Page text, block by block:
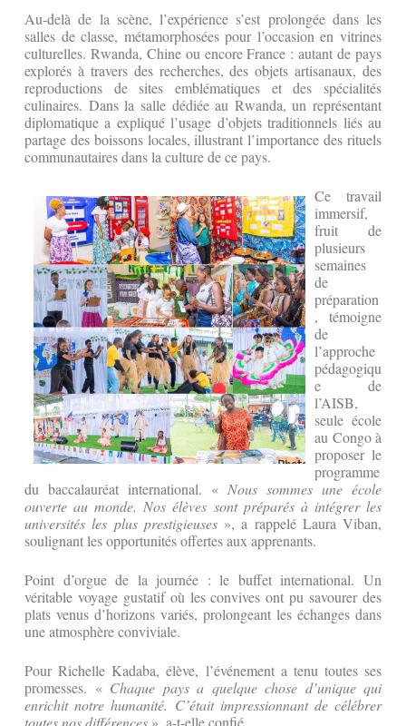
Au-delà de la scène, l’expérience s’est prolongée dans les
salles de classe, métamorphosées pour l’occasion en vitrines
culturelles. Rwanda, Chine ou encore France : autant de pays
explorés à travers des recherches, des objets artisanaux, des
reproductions de sites emblématiques et des spécialités
culinaires. Dans la salle dédiée au Rwanda, un représentant
diplomatique a expliqué l’usage d’objets traditionnels liés au
partage des boissons locales, illustrant l’importance des rituels
communautaires dans la culture de ce pays.
Ce travail
immersif,
fruit de
plusieurs
semaines
de
préparation
, témoigne
de
l’approche
pédagogiqu
e de
l’AISB,
seule école
au Congo à
proposer le
programme
du baccalauréat international. « Nous sommes une école
ouverte au monde. Nos élèves sont préparés à intégrer les
universités les plus prestigieuses», a rappelé Laura Viban,
soulignant les opportunités offertes aux apprenants.
Point d’orgue de la journée : le buffet international. Un
véritable voyage gustatif où les convives ont pu savourer des
plats venus d’horizons variés, prolongeant les échanges dans
une atmosphère conviviale.
Pour Richelle Kadaba, élève, l’événement a tenu toutes ses
promesses. « Chaque pays a quelque chose d’unique qui
enrichit notre humanité. C’était impressionnant de célébrer
toutes nos différences », a-t-elle confié.